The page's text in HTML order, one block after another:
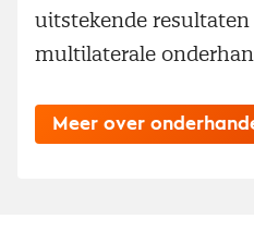
uitstekende
multilaterale
Meer over